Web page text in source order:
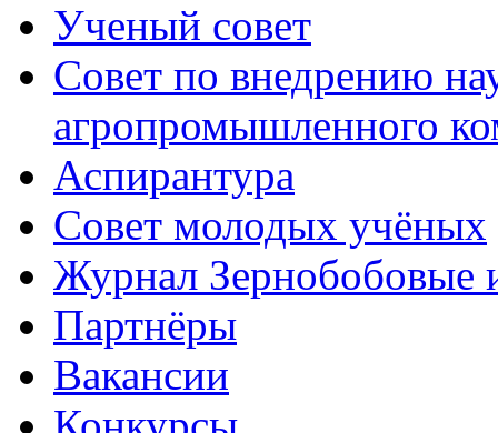
Ученый совет
Совет по внедрению
агропромышленного
Аспирантура
Совет молодых учёных
Журнал Зернобобовые
Партнёры
Вакансии